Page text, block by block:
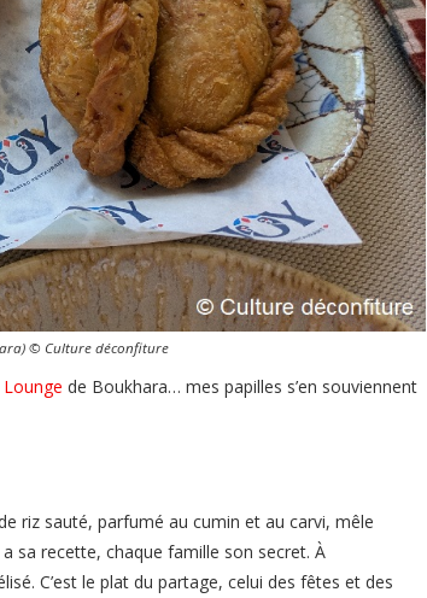
© Culture déconfiture
Lounge de Boukhara… mes papilles s’en souviennent
riz sauté, parfumé au cumin et au carvi, mêle
sa recette, chaque famille son secret. À
C’est le plat du partage, celui des fêtes et des